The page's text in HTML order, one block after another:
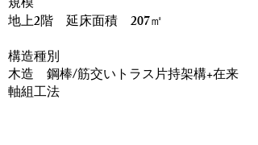
地上2階 延床面積 207㎡
構造種別
木造 鋼棒/筋交いトラス片持架構+在来
軸組工法